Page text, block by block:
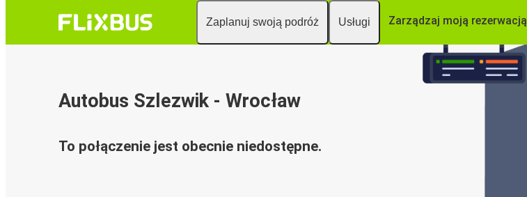
Zaplanuj swoją podróż Usługi Zarządzaj moją rezerwacją
Autobus Szlezwik - Wrocław
To połączenie jest obecnie niedostępne.